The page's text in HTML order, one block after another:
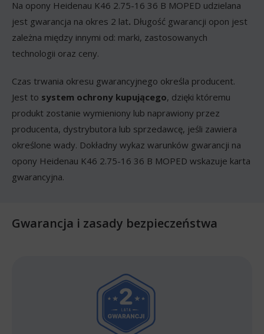
Na opony Heidenau K46 2.75-16 36 B MOPED udzielana
jest gwarancja na okres 2 lat. Długość gwarancji opon jest
zależna między innymi od: marki, zastosowanych
technologii oraz ceny.
Czas trwania okresu gwarancyjnego określa producent.
Jest to system ochrony kupującego, dzięki któremu
produkt zostanie wymieniony lub naprawiony przez
producenta, dystrybutora lub sprzedawcę, jeśli zawiera
określone wady. Dokładny wykaz warunków gwarancji na
opony Heidenau K46 2.75-16 36 B MOPED wskazuje karta
gwarancyjna.
Gwarancja i zasady bezpieczeństwa